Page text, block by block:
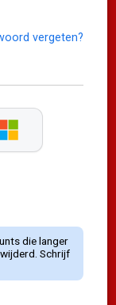
vergeten?
die langer
Schrijf